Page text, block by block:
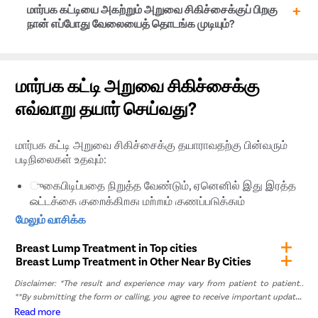
புற்றுநோயாக இருந்தால், நோயாளியின் நிலையைப்
பொறுத்து மருத்துவர் 1-2 நாட்களுக்கு மருத்துவமனையில்
தங்குவதற்கு பரிந்துரைக்கலாம்.
அறுவைச்சிகிச்சை முடிந்த உடனேயே, மார்பில் உணர்வின்மை,
வீக்கம், சிராய்ப்பு மற்றும் லேசான வலியை அனுபவிப்பீர்கள்.
இந்த பின் விளைவுகள் அடுத்த சில நாட்களில் படிப்படியாக
மார்பக கட்டியை அகற்றும் அறுவை சிகிச்சைக்குப் பிறகு
நான் எப்போது வேலையைத் தொடங்க முடியும்?
நேரம் ஒவ்வொரு நோயாளிக்கும் வேறுபடும். பெரும்பாலான
சந்தர்ப்பங்களில், நீங்கள் ஒரு வாரத்திற்குள்ளாக
வேலையைத் தொடரலாம்.
மார்பக கட்டி அறுவை சிகிச்சைக்கு
எவ்வாறு தயார் செய்வது?
மார்பக கட்டி அறுவை சிகிச்சைக்கு தயாராவதற்கு பின்வரும்
படிநிலைகள் உதவும்:
ுகைபிடிப்பதை நிறுத்த வேண்டும், ஏனெனில் இது இரத்த
ஓட்டத்தை குறைக்கிறது மற்றும் குணப்படுத்தும்
செயல்முறையை குறைக்கிறது. நீங்கள் வழக்கமாகவோ
அறுவை சிகிச்சை மாதங்களுக்கு முன்பே அதை முற்றிலும்
தவிர்க்குமாறு மருத்துவர் கேட்டுக்கொள்வார் .
சிகிச்சையை நன்கு புரிந்துகொள்வதற்காக அறுவை
சிகிச்சையின் முழு நோயறிதல் மற்றும் விளக்கத்திற்கு ஒரு
பிளாஸ்டிக் அறுவை சிகிச்சை நிபுணரைத் தொடர்பு
மேலும் வாசிக்க
Breast Lump Treatment in Top cities
Breast Lump Treatment in Other Near By Cities
Disclaimer: *The result and experience may vary from patient to patient..
**By submitting the form or calling, you agree to receive important updates
and marketing communications.
Read more